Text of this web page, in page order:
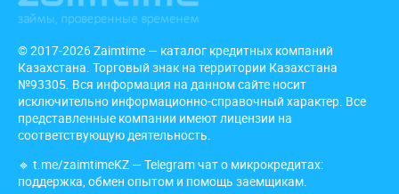
© 2017-2026 Zaimtime — каталог кредитных компаний
Казахстана. Торговый знак на территории Казахстана
№93305. Вся информация на данном сайте носит
исключительно информационно-справочный характер. Все
представленные компании имеют лицензии на
соответствующую деятельность.
🔹 t.me/zaimtimeKZ — Telegram чат о микрокредитах:
поддержка, обмен опытом и помощь заемщикам.